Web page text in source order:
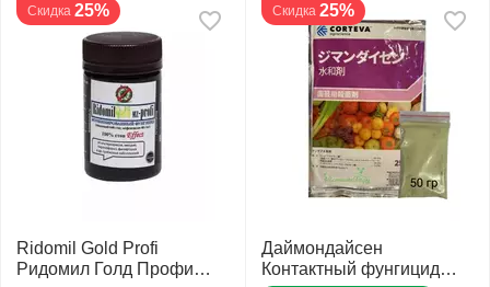
Скидка 25%
Ridomil Gold Profi
Ридомил Голд Профи
Скидка 25%
Даймондайсен
Контактный фунгицид